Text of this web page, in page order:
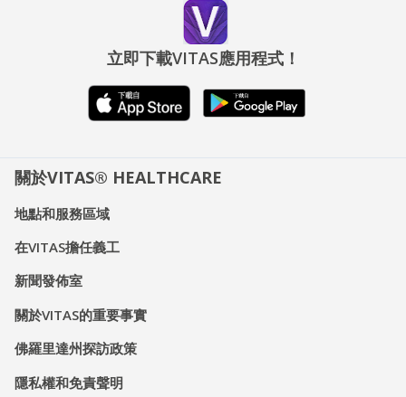
立即下載VITAS應用程式！
關於VITAS® HEALTHCARE
地點和服務區域
在VITAS擔任義工
新聞發佈室
關於VITAS的重要事實
佛羅里達州探訪政策
隱私權和免責聲明